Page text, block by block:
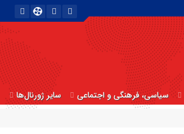
سیاسی، فرهنگی و اجتماعی سایر ژورنال‌ها